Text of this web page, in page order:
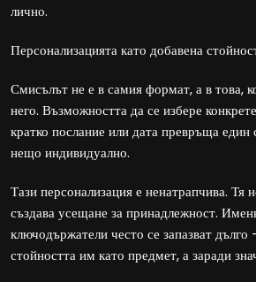
лично.
Персонализацията като добавена
Смисълът не е в самия формат, а в това,
него. Възможността да се избере
кратко послание или дата превръща един
нещо индивидуално.
Тази персонализация е ненатрапчива. Тя
създава усещане за принадлежност.
ключодържатели често се запазват дълго
стойността им като предмет, а заради